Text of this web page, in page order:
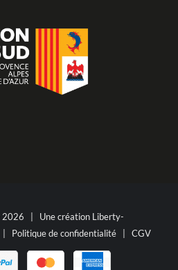
2026 | Une création Liberty-
Politique de confidentialité| CGV